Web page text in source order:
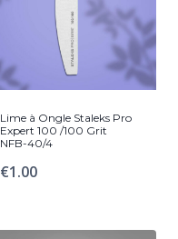
Lime à Ongle Staleks Pro
Expert 100 /100 Grit
NFB-40/4
€1.00